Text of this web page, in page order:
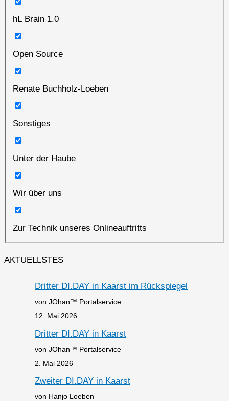
hL Brain 1.0
Open Source
Renate Buchholz-Loeben
Sonstiges
Unter der Haube
Wir über uns
Zur Technik unseres Onlineauftritts
AKTUELLSTES
Dritter DI.DAY in Kaarst im Rückspiegel
von JOhan™ Portalservice
12. Mai 2026
Dritter DI.DAY in Kaarst
von JOhan™ Portalservice
2. Mai 2026
Zweiter DI.DAY in Kaarst
von Hanjo Loeben